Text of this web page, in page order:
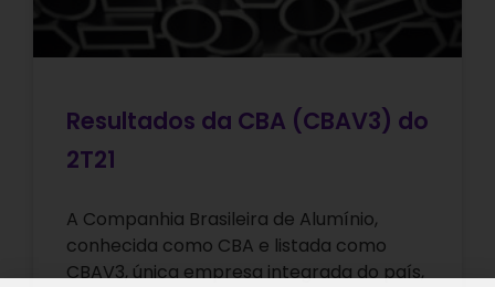
Resultados da CBA (CBAV3) do
2T21
A Companhia Brasileira de Alumínio,
conhecida como CBA e listada como
CBAV3, única empresa integrada do país,